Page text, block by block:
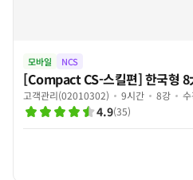
모바일 NCS
[Compact CS-스킬편] 한국형 8
고객관리(02010302) 9시간 8강
4.9(35)